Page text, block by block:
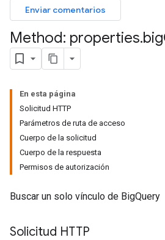
Enviar comentarios
Method: properties.big
En esta página
Solicitud HTTP
Parámetros de ruta de acceso
Cuerpo de la solicitud
Cuerpo de la respuesta
Permisos de autorización
Buscar un solo vínculo de BigQuery
Solicitud HTTP